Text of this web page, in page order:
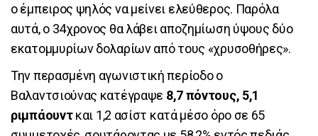
ο έμπειρος ψηλός να μείνει ελεύθερος. Παρόλα
αυτά, ο 34χρονος θα λάβει αποζημίωση ύψους δύο
εκατομμυρίων δολαρίων από τους «χρυσοθήρες».
Την περασμένη αγωνιστική περίοδο ο
Βαλαντσιούνας κατέγραψε 8,7 πόντους, 5,1
ριμπάουντκαι 1,2 ασίστ κατά μέσο όρο σε 65